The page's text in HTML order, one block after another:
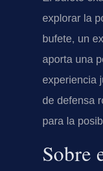
explorar la
bufete, un
aporta una
experiencia
de defensa
para la
Sobre